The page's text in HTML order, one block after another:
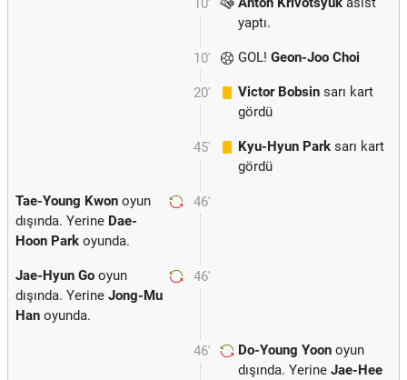
10'
yaptı.
10' GOL! Geon-Joo Choi
20' Victor Bobsin sarı kart
gördü
45' Kyu-Hyun Park sarı kart
gördü
46'
Tae-Young Kwon oyun
dışında. Yerine Dae-
Hoon Park oyunda.
46'
Jae-Hyun Go oyun
dışında. Yerine Jong-Mu
Han oyunda.
46' Do-Young Yoon oyun
dışında. Yerine Jae-Hee